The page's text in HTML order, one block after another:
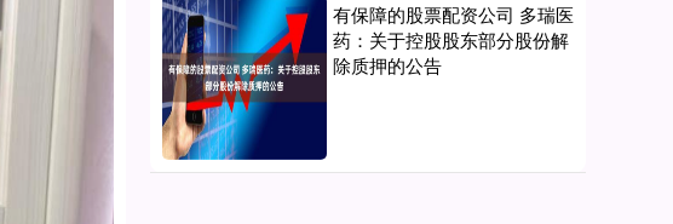
有保障的股票配资公司 多瑞医
药：关于控股股东部分股份解
除质押的公告